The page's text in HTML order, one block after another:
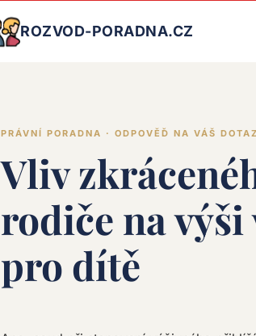
ROZVOD-PORADNA.CZ
PRÁVNÍ PORADNA · ODPOVĚĎ NA VÁŠ DOTAZ
Vliv
rodiče na
pro dítě